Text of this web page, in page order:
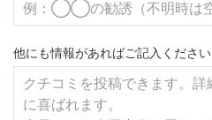
他にも情報があればご記入ください